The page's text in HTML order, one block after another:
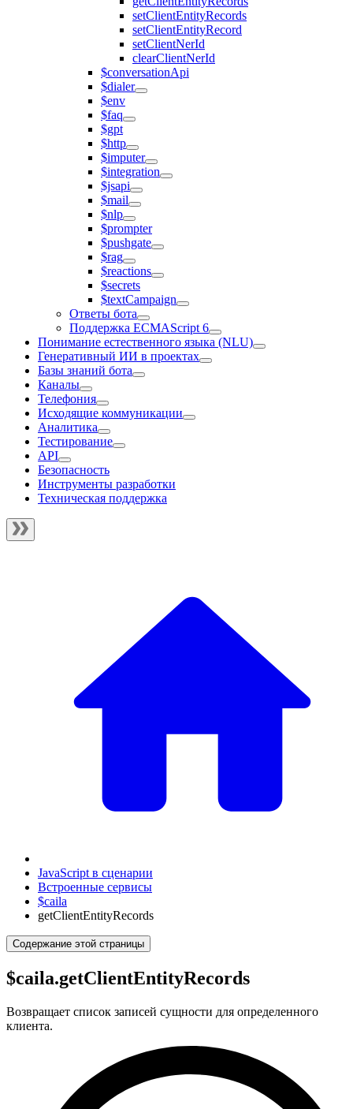
setClientEntityRecords
setClientEntityRecord
setClientNerId
clearClientNerId
$conversationApi
$dialer
$env
$faq
$gpt
$http
$imputer
$integration
$jsapi
$mail
$nlp
$prompter
$pushgate
$rag
$reactions
$secrets
$textCampaign
Ответы бота
Поддержка ECMAScript 6
Понимание естественного языка (NLU)
Генеративный ИИ в проектах
Базы знаний бота
Каналы
Телефония
Исходящие коммуникации
Аналитика
Тестирование
API
Безопасность
Инструменты разработки
Техническая поддержка
JavaScript в сценарии
Встроенные сервисы
$caila
getClientEntityRecords
Содержание этой страницы
$caila.getClientEntityRecords
Возвращает список записей сущности для определенного
клиента.